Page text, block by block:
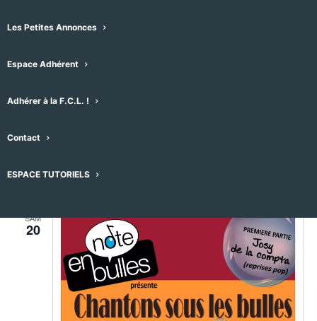
Les Petites Annonces
Espace Adhérent
Adhérer à la F.C.L. !
Contact
ESPACE TUTORIELS
Évènements pour ce lieu
Sélectionnez
date.
SAM
20